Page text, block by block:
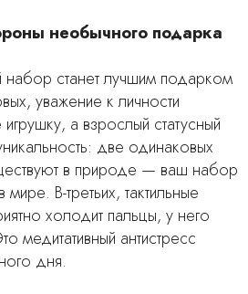
необычного подарка
станет лучшим подарком
уважение к личности
а взрослый статусный
две одинаковых
в природе — ваш набор
В-третьих, тактильные
холодит пальцы, у него
медитативный антистресс
дня.